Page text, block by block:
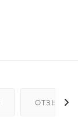
ОТЗЫВЫ